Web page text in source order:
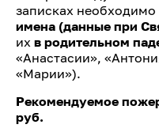
записках необходимо
имена (данные при
их в родительном
«Анастасии»,
«Марии»).
Рекомендуемое
руб.